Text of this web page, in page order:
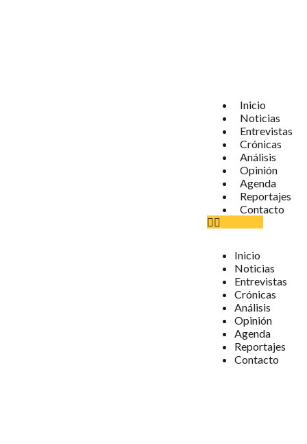
Inicio
Noticias
Entrevistas
Crónicas
Análisis
Opinión
Agenda
Reportajes
Contacto
Inicio
Noticias
Entrevistas
Crónicas
Análisis
Opinión
Agenda
Reportajes
Contacto